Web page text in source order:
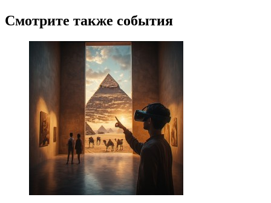
Смотрите также события